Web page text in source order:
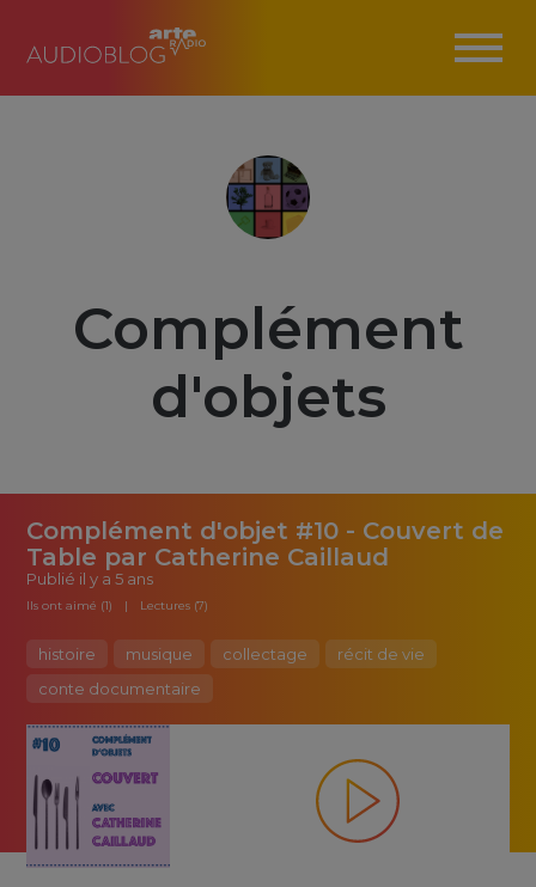
Complément
d'objets
Complément d'objet #10 - Couvert de
Table par Catherine Caillaud
Publié il y a 5 ans
Ils ont aimé (1) Lectures (7)
histoire musique collectage
récit de vie
conte documentaire